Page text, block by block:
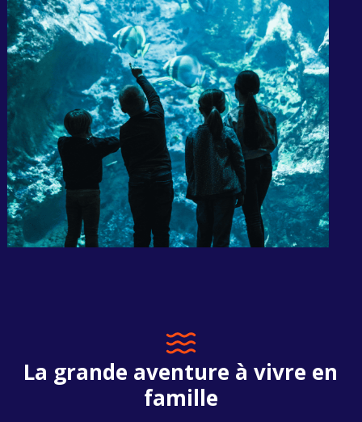
La grande aventure à vivre en
famille